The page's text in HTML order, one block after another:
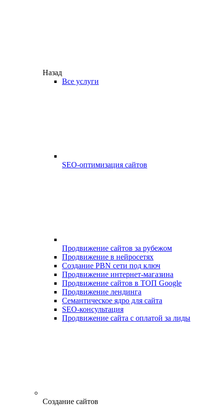
Назад
Все услуги
SEO-оптимизация сайтов
Продвижение сайтов за рубежом
Продвижение в нейросетях
Создание PBN сети под ключ
Продвижение интернет-магазина
Продвижение сайтов в ТОП Google
Продвижение лендинга
Семантическое ядро для сайта
SEO-консультация
Продвижение сайта с оплатой за лиды
Создание сайтов